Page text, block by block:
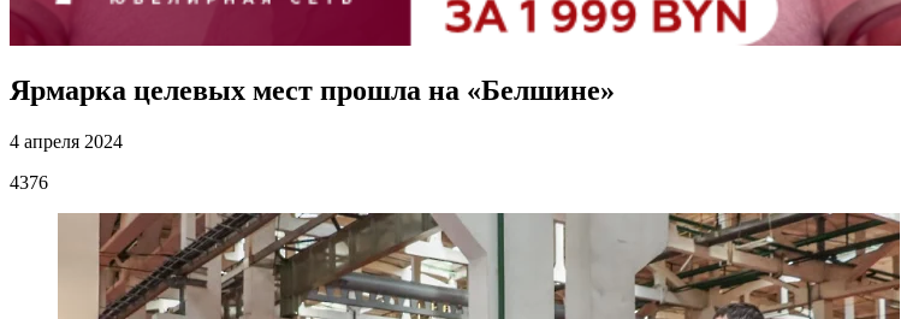
Ярмарка целевых мест прошла на «Белшине»
4 апреля 2024
4376